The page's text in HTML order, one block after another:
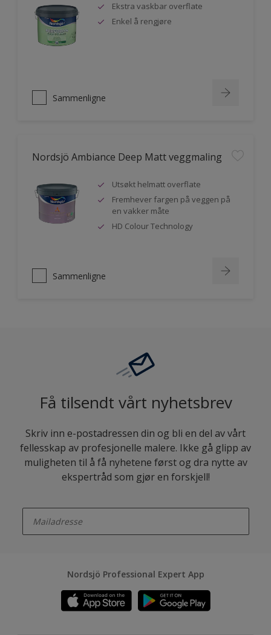
Ekstra vaskbar overflate
Enkel å rengjøre
Sammenligne
Nordsjö Ambiance Deep Matt veggmaling
Utsøkt helmatt overflate
Fremhever fargen på veggen på
en vakker måte
HD Colour Technology
Sammenligne
Få tilsendt vårt nyhetsbrev
Skriv inn e-postadressen din og bli en del av vårt
fellesskap av profesjonelle malere. Ikke gå glipp av
muligheten til å få nyhetene først og dra nytte av
ekspertråd som gjør en forskjell!
Nordsjö Professional Expert App